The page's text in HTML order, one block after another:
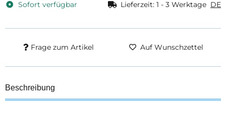
Sofort verfügbar Lieferzeit: 1 - 3 Werktage DE
Frage zum Artikel Auf Wunschzettel
Beschreibung